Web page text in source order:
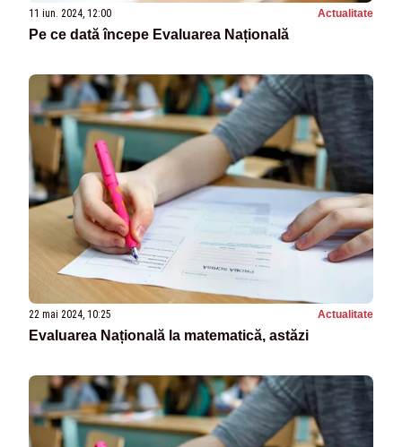
11 iun. 2024, 12:00 Actualitate
Pe ce dată începe Evaluarea Națională
22 mai 2024, 10:25 Actualitate
Evaluarea Națională la matematică, astăzi